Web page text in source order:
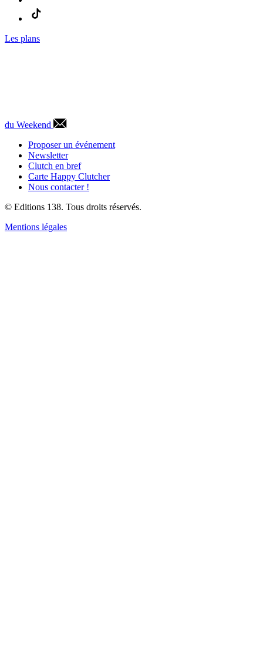
Les plans
du Weekend
Proposer un événement
Newsletter
Clutch en bref
Carte Happy Clutcher
Nous contacter !
© Editions 138. Tous droits réservés.
Mentions légales